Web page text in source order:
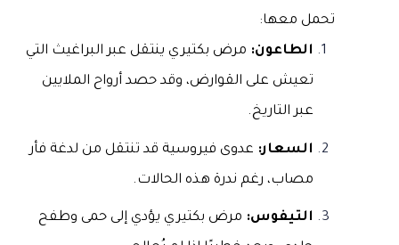
تحمل معها:
الطاعون: مرض بكتيري ينتقل عبر البراغيث التي
تعيش على القوارض، وقد حصد أرواح الملايين
عبر التاريخ.
السعار: عدوى فيروسية قد تنتقل من لدغة فأر
مصاب، رغم ندرة هذه الحالات.
التيفوس: مرض بكتيري يؤدي إلى حمى وطفح